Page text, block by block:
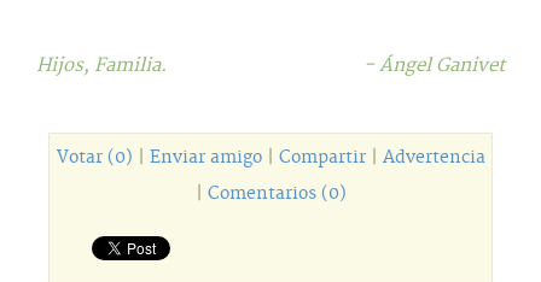
Hijos, Familia. - Ángel Ganivet
Votar (0) Enviar amigo| Compartir| Advertencia
Comentarios (0)